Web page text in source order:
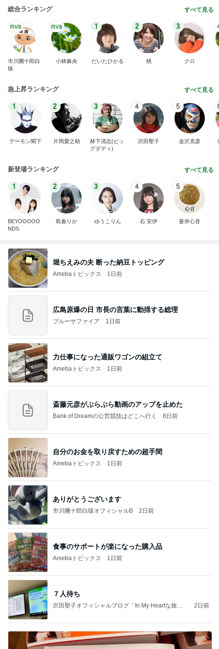
総合ランキング すべて見る
市川團十郎白
猿
小林麻央
1
だいたひかる
2
桃
3
クロ
急上昇ランキング すべて見る
1
デーモン閣下
2
片岡愛之助
3
林下清志(ビッ
グダディ)
4
沢田聖子
5
金沢克彦
新登場ランキング すべて見る
1
BEYOOOOO
NDS
2
島倉りか
3
ゆうこりん
4
石 安伊
5
蒼井心音
堀ちえみの夫 断った納豆トッピング
Amebaトピックス 1日前
広島原爆の日 市長の言葉に動揺する総理
ブルーサファイア 1日前
力仕事になった通販ワゴンの組立て
Amebaトピックス 1日前
斎藤元彦がぶらぶら動画のアップを止めた
Bank of Dreamの公営競技はどこへ行く 8日前
自分のお金を取り戻すための超手間
Amebaトピックス 1日前
ありがとうございます
市川團十郎白猿オフィシャルB 2日前
食事のサポートが楽になった購入品
Amebaトピックス 1日前
７人待ち
沢田聖子オフィシャルブログ「In My Heartな旅日
2日前